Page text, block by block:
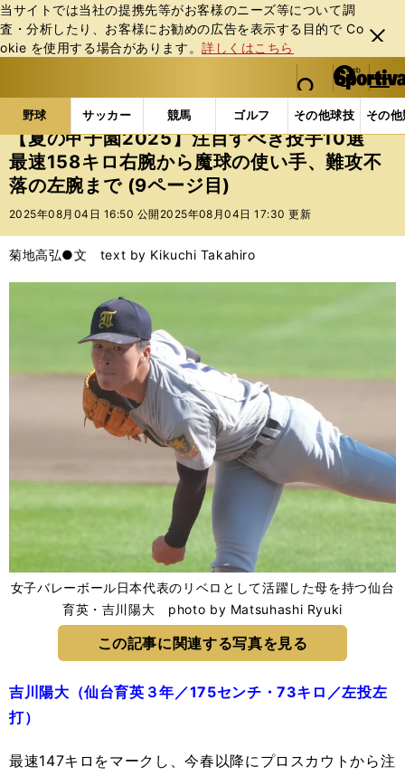
当サイトでは当社の提携先等がお客様のニーズ等について調
査・分析したり、お客様にお勧めの広告を表⽰する⽬的で Co
okie を使⽤する場合があります。詳しくはこちら
閉じ
る
web Sportiva (webスポルティーバ)
検索
マイペ
ー
ジ
メニュ
野球 サッカー 競馬 ゴルフ その他球技 その
b
ス
ポ
ル
テ
ー
バ
野球の記事一覧 高校野球他 【夏の甲子園2025】
【夏の甲子園2025】注目すべき投手10選
最速158キロ右腕から魔球の使い手、難攻不
落の左腕まで (9ページ目)
2025年08月04日 16:50 公開 2025年08月04日 17:30 更新
菊地高弘●文 text by Kikuchi Takahiro
女子バレーボール日本代表のリベロとして活躍した母を持つ仙台
育英・吉川陽大 photo by Matsuhashi Ryuki
この記事に関連する写真を見る
吉川陽大（仙台育英３年／175センチ・73キロ／左投左
打）
最速147キロをマークし、今春以降にプロスカウトから注